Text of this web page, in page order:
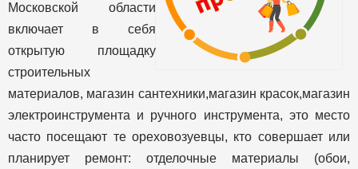
Московской области
включает в себя
открытую площадку
строительных
материалов, магазин сантехники,магазин красок,магазин
электроинструмента и ручного инструмента, это место
часто посещают те ореховозуевцы, кто совершает или
планирует ремонт: отделочные материалы (обои,